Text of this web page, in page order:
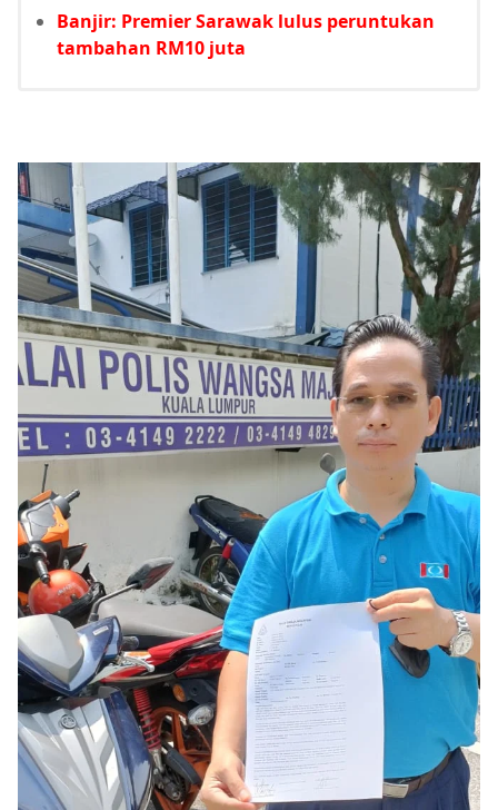
Banjir: Premier Sarawak lulus peruntukan
tambahan RM10 juta